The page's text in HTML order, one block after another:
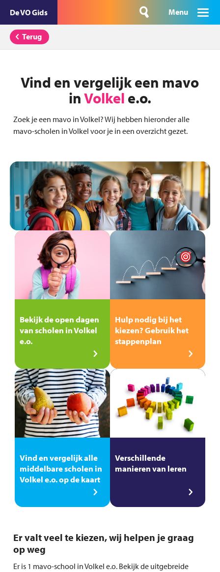
De VO Gids Menu
Terug
Vind en vergelijk een mavo
inVolkel e.o.
Zoek je een mavo in Volkel? Wij hebben hieronder alle
mavo-scholen in Volkel voor je in een overzicht gezet.
Bekijk de open dagen
van scholen in Volkel
e.o.
Hulp nodig bij het
kiezen? Gebruik het
stappenplan
Vind en vergelijk alle
middelbare scholen in
Volkel e.o. op de kaart
Verschillende
manieren van leren
Er valt veel te kiezen, wij helpen je graag
op weg
Er is 1 mavo-school in Volkel e.o. Bekijk de uitgebreide